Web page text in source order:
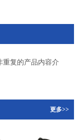
重复的产品内容介
更多>>